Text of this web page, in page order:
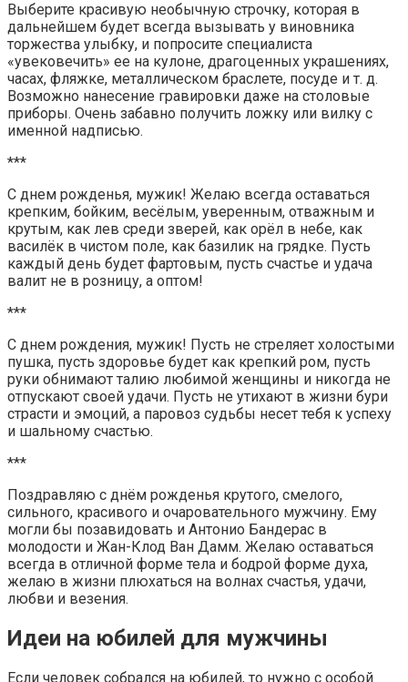
Выберите красивую необычную строчку, которая в
дальнейшем будет всегда вызывать у виновника
торжества улыбку, и попросите специалиста
«увековечить» ее на кулоне, драгоценных украшениях,
часах, фляжке, металлическом браслете, посуде и т. д.
Возможно нанесение гравировки даже на столовые
приборы. Очень забавно получить ложку или вилку с
именной надписью.
***
С днем рожденья, мужик! Желаю всегда оставаться
крепким, бойким, весёлым, уверенным, отважным и
крутым, как лев среди зверей, как орёл в небе, как
василёк в чистом поле, как базилик на грядке. Пусть
каждый день будет фартовым, пусть счастье и удача
валит не в розницу, а оптом!
***
С днем рождения, мужик! Пусть не стреляет холостыми
пушка, пусть здоровье будет как крепкий ром, пусть
руки обнимают талию любимой женщины и никогда не
отпускают своей удачи. Пусть не утихают в жизни бури
страсти и эмоций, а паровоз судьбы несет тебя к успеху
и шальному счастью.
***
Поздравляю с днём рожденья крутого, смелого,
сильного, красивого и очаровательного мужчину. Ему
могли бы позавидовать и Антонио Бандерас в
молодости и Жан-Клод Ван Дамм. Желаю оставаться
всегда в отличной форме тела и бодрой форме духа,
желаю в жизни плюхаться на волнах счастья, удачи,
любви и везения.
Идеи на юбилей для мужчины
Если человек собрался на юбилей, то нужно с особой